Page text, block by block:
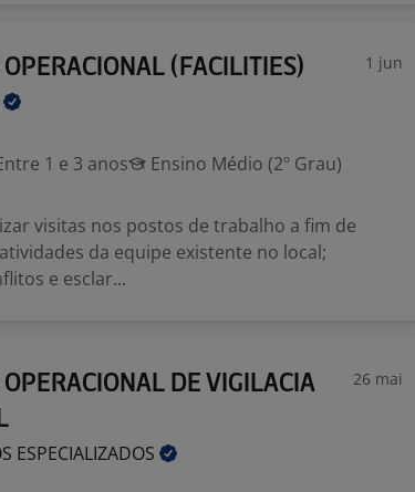
(FACILITIES) 1 jun
1 e 3 anos
Ensino Médio (2º Grau)
visitas nos postos de trabalho a fim de
da equipe existente no local;
e esclar...
DE VIGILACIA
26 mai
ESPECIALIZADOS